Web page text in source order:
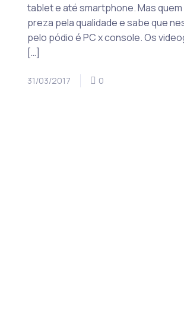
tablet e até smartphone. Mas
preza pela qualidade e sabe que
pelo pódio é PC x console. Os
[…]
31/03/2017 0